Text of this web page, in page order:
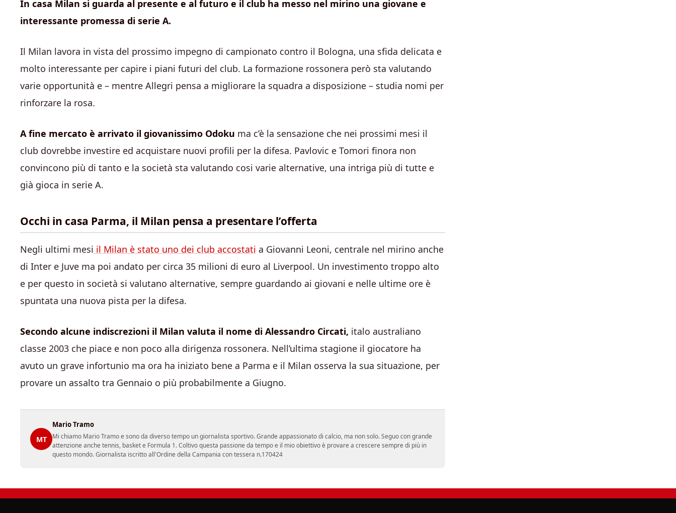
In casa Milan si guarda al presente e al futuro e il club ha messo nel mirino una giovane e
interessante promessa di serie A.
Il Milan lavora in vista del prossimo impegno di campionato contro il Bologna, una sfida delicata e
molto interessante per capire i piani futuri del club. La formazione rossonera però sta valutando
varie opportunità e – mentre Allegri pensa a migliorare la squadra a disposizione – studia nomi per
rinforzare la rosa.
A fine mercato è arrivato il giovanissimo Odoku ma c’è la sensazione che nei prossimi mesi il
club dovrebbe investire ed acquistare nuovi profili per la difesa. Pavlovic e Tomori finora non
convincono più di tanto e la società sta valutando cosi varie alternative, una intriga più di tutte e
già gioca in serie A.
Occhi in casa Parma, il Milan pensa a presentare l’offerta
Negli ultimi mesi il Milan è stato uno dei club accostati a Giovanni Leoni, centrale nel mirino anche
di Inter e Juve ma poi andato per circa 35 milioni di euro al Liverpool. Un investimento troppo alto
e per questo in società si valutano alternative, sempre guardando ai giovani e nelle ultime ore è
spuntata una nuova pista per la difesa.
Secondo alcune indiscrezioni il Milan valuta il nome di Alessandro Circati, italo australiano
classe 2003 che piace e non poco alla dirigenza rossonera. Nell’ultima stagione il giocatore ha
avuto un grave infortunio ma ora ha iniziato bene a Parma e il Milan osserva la sua situazione, per
provare un assalto tra Gennaio o più probabilmente a Giugno.
MT
Mario Tramo
Mi chiamo Mario Tramo e sono da diverso tempo un giornalista sportivo. Grande appassionato di calcio, ma non solo. Seguo con grande
attenzione anche tennis, basket e Formula 1. Coltivo questa passione da tempo e il mio obiettivo è provare a crescere sempre di più in
questo mondo. Giornalista iscritto all'Ordine della Campania con tessera n.170424